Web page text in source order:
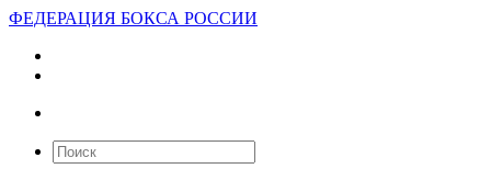
ФЕДЕРАЦИЯ БОКСА РОССИИ